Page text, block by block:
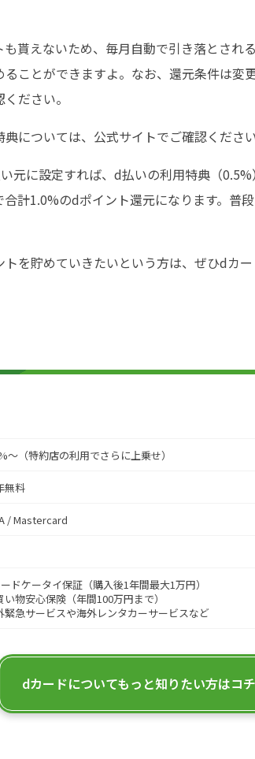
貰えないため、毎月自動で引き落とされ
ことができますよ。なお、還元条件は変
ださい。
については、公式サイトでご確認ください
元に設定すれば、d払いの利用特典（0.5%
計1.0%のdポイント還元になります。普
を貯めていきたいという方は、ぜひdカ
〜（特約店の利用でさらに上乗せ）
無料
/ Mastercard
ドケータイ保証（購入後1年間最大1万円）
い物安心保険（年間100万円まで）
緊急サービスや海外レンタカーサービスなど
dカードについてもっと知りたい方はコ